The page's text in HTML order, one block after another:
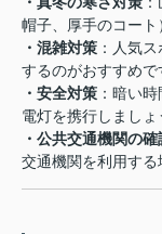
帽子、厚手のコート
・混雑対策 ：人気
するのがおすすめで
・安全対策 ：暗い
電灯を携行しましょ
・公共交通機関の確
交通機関を利用する